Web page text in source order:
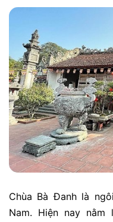
Chùa Bà Đanh là
Nam. Hiện nay